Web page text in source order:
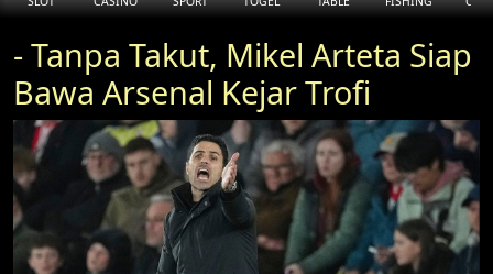
- Tanpa Takut, Mikel Arteta Siap
Bawa Arsenal Kejar Trofi